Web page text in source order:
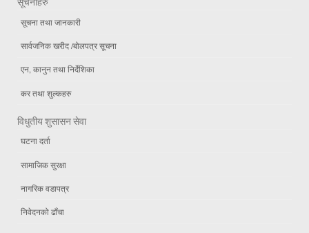
सूचना तथा जानकारी
सार्वजनिक खरीद /बोलपत्र सूचना
एन, कानुन तथा निर्देशिका
कर तथा शुल्कहरु
विधुतीय शुसासन सेवा
घटना दर्ता
सामाजिक सुरक्षा
नागरिक वडापत्र
निवेदनको ढाँचा